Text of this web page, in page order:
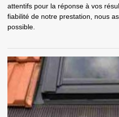
attentifs pour la réponse à vos
fiabilité de notre prestation, nous
possible.